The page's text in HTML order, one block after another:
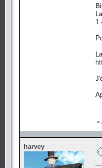
1
«
harvey